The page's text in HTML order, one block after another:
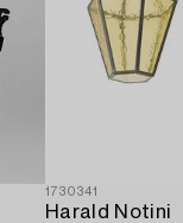
1730341
Harald Notini